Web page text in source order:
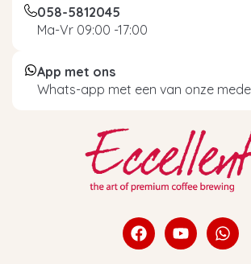
058-5812045
Ma-Vr 09:00 -17:00
App met ons
Whats-app met een van onze